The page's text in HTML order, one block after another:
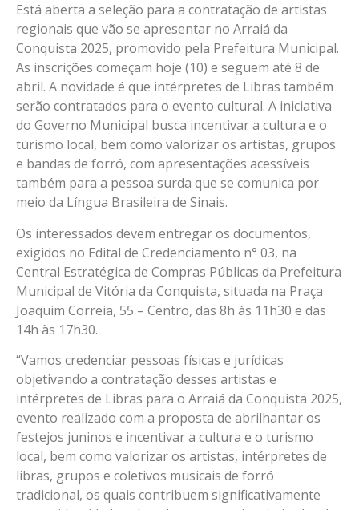
Está aberta a seleção para a contratação de artistas
regionais que vão se apresentar no Arraiá da
Conquista 2025, promovido pela Prefeitura Municipal.
As inscrições começam hoje (10) e seguem até 8 de
abril. A novidade é que intérpretes de Libras também
serão contratados para o evento cultural. A iniciativa
do Governo Municipal busca incentivar a cultura e o
turismo local, bem como valorizar os artistas, grupos
e bandas de forró, com apresentações acessíveis
também para a pessoa surda que se comunica por
meio da Língua Brasileira de Sinais.
Os interessados devem entregar os documentos,
exigidos no Edital de Credenciamento n° 03, na
Central Estratégica de Compras Públicas da Prefeitura
Municipal de Vitória da Conquista, situada na Praça
Joaquim Correia, 55 – Centro, das 8h às 11h30 e das
14h às 17h30.
“Vamos credenciar pessoas físicas e jurídicas
objetivando a contratação desses artistas e
intérpretes de Libras para o Arraiá da Conquista 2025,
evento realizado com a proposta de abrilhantar os
festejos juninos e incentivar a cultura e o turismo
local, bem como valorizar os artistas, intérpretes de
libras, grupos e coletivos musicais de forró
tradicional, os quais contribuem significativamente